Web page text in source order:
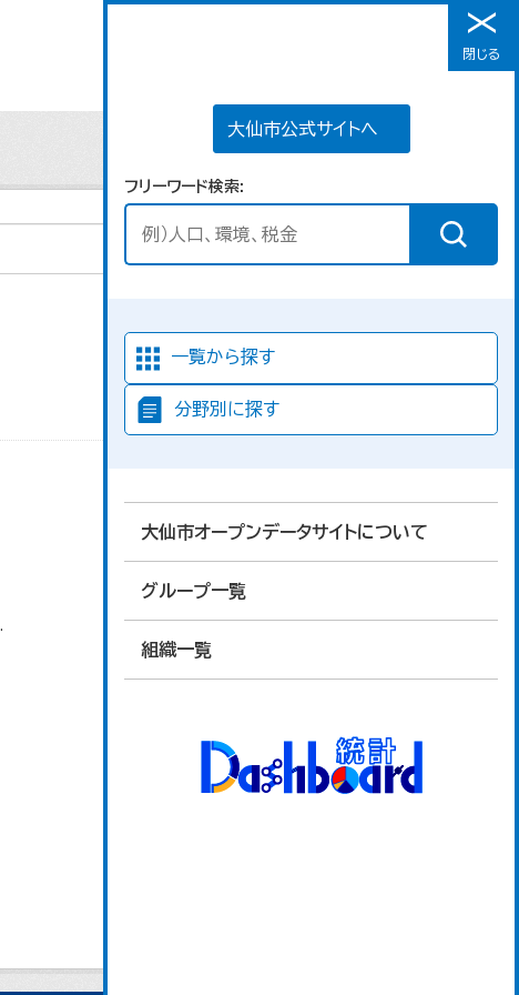
メニュー
大仙市公式サイトへ
フリーワード検索
一覧から探す
分野別に探す
大仙市オープンデータサイトについて
グループ一覧
組織一覧
閉じる